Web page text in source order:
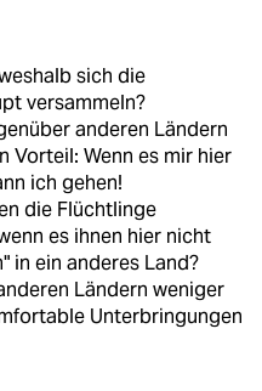
sich die
versammeln?
anderen Ländern
Vorteil: Wenn es mir hier
ich gehen!
die Flüchtlinge
es ihnen hier nicht
in ein anderes Land?
Ländern weniger
Unterbringungen